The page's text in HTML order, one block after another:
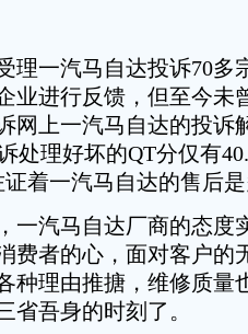
理一汽马自达投诉70多
业进行反馈，但至今未
网上一汽马自达的投诉
处理好坏的QT分仅有
着一汽马自达的售后
汽马自达厂商的态度
费者的心，面对客户的
种理由推搪，维修质量
省吾身的时刻了。